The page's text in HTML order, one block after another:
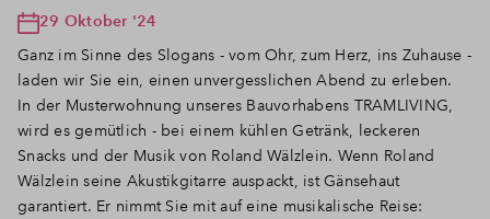
29 Oktober '24
Ganz im Sinne des Slogans - vom Ohr, zum Herz, ins Zuhause -
laden wir Sie ein, einen unvergesslichen Abend zu erleben.
In der Musterwohnung unseres Bauvorhabens TRAMLIVING,
wird es gemütlich - bei einem kühlen Getränk, leckeren
Snacks und der Musik von Roland Wälzlein. Wenn Roland
Wälzlein seine Akustikgitarre auspackt, ist Gänsehaut
garantiert. Er nimmt Sie mit auf eine musikalische Reise: